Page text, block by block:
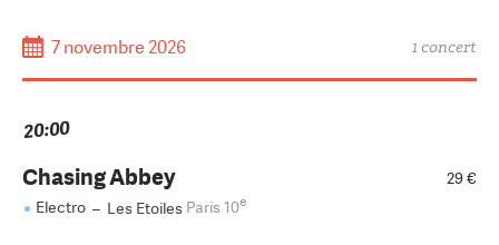
7 novembre 2026 1 concert
20:00
29 €
Chasing Abbey
Electro – Les Etoiles Paris 10e